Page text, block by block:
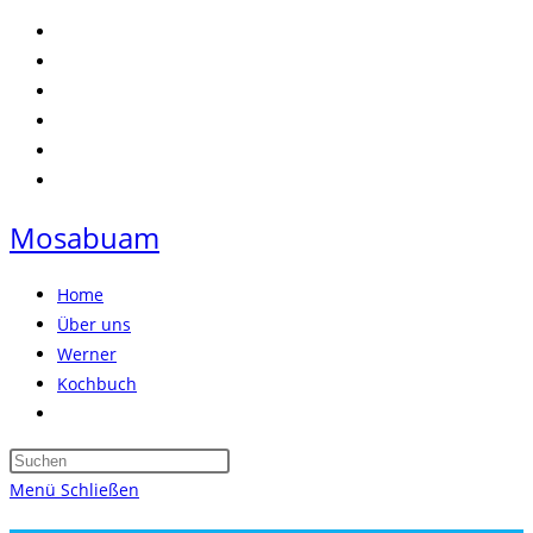
Zum
Inhalt
springen
Mosabuam
Home
Über uns
Werner
Kochbuch
umschalten
Press
Menü Schließen